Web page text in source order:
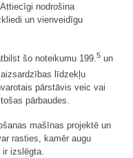
nodrošina
un vienveidīgu
šo noteikumu 199. 5 un
līdzekļu
pārstāvis veic vai
pārbaudes.
mašīnas projektē un
rasties, kamēr augu
izslēgta.